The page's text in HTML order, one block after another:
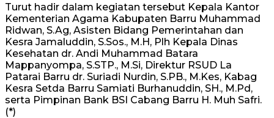
Turut hadir dalam kegiatan tersebut Kepala Kantor
Kementerian Agama Kabupaten Barru Muhammad
Ridwan, S.Ag, Asisten Bidang Pemerintahan dan
Kesra Jamaluddin, S.Sos., M.H, Plh Kepala Dinas
Kesehatan dr. Andi Muhammad Batara
Mappanyompa, S.STP., M.Si, Direktur RSUD La
Patarai Barru dr. Suriadi Nurdin, S.PB., M.Kes, Kabag
Kesra Setda Barru Samiati Burhanuddin, SH., M.Pd,
serta Pimpinan Bank BSI Cabang Barru H. Muh Safri.
(*)